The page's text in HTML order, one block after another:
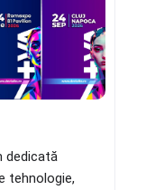
dedicată
tehnologie,